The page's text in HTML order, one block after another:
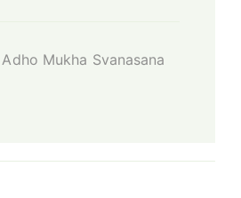
Mukha Svanasana